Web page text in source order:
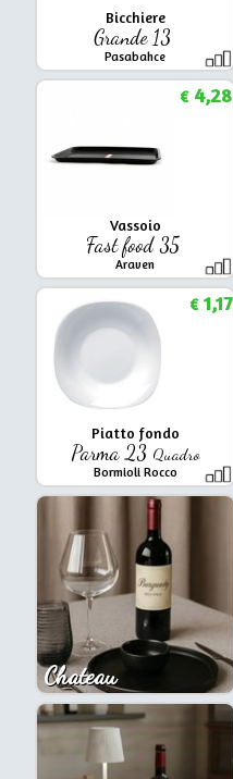
Bicchiere
Grande 13
Pasabahce
Vassoio
Fast food 35
Araven
€4,28
Piatto fondo
Parma 23 Quadro
Bormioli Rocco
€1,17
Chateau